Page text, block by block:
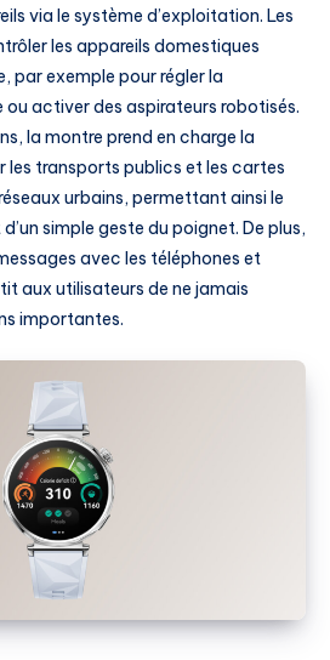
via le système d’exploitation. Les
les appareils domestiques
par exemple pour régler la
ou activer des aspirateurs robotisés.
la montre prend en charge la
les transports publics et les cartes
urbains, permettant ainsi le
simple geste du poignet. De plus,
avec les téléphones et
aux utilisateurs de ne jamais
importantes.